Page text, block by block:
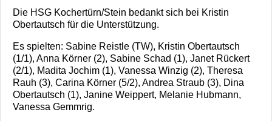
Die HSG Kochertürn/Stein bedankt sich bei Kristin
Obertautsch für die Unterstützung.
Es spielten: Sabine Reistle (TW), Kristin Obertautsch
(1/1), Anna Körner (2), Sabine Schad (1), Janet Rückert
(2/1), Madita Jochim (1), Vanessa Winzig (2), Theresa
Rauh (3), Carina Körner (5/2), Andrea Straub (3), Dina
Obertautsch (1), Janine Weippert, Melanie Hubmann,
Vanessa Gemmrig.